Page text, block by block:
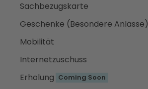
Sachbezugskarte
Geschenke (Besondere Anlässe)
Mobilität
Internetzuschuss
Erholung Coming Soon